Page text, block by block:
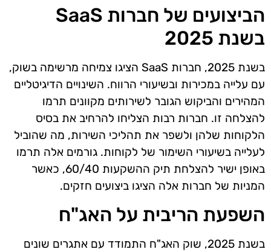
הביצועים של חברות SaaS
בשנת 2025
בשנת 2025, חברות SaaS הציגו צמיחה מרשימה בשוק,
עם עלייה במכירות ובשיעורי הרווח. השינויים הדיגיטליים
המהירים והביקוש הגובר לשירותים מקוונים תרמו
להצלחה זו. חברות רבות הצליחו להרחיב את בסיס
הלקוחות שלהן ולשפר את תהליכי השירות, מה שהוביל
לעלייה בשיעורי השימור של לקוחות. גורמים אלה תרמו
באופן ישיר להצלחת תיק ההשקעות 60/40, כאשר
המניות של חברות אלה הציגו ביצועים חזקים.
השפעת הריבית על האג"ח
בשנת 2025, שוק האג"ח התמודד עם אתגרים שונים